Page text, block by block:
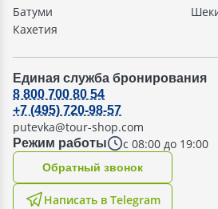
Батуми
Кахетия
Единая служба бронирования
Режим работы с 08:00 до 19:00
8 800 700 80 54
+7 (495) 720-98-57
putevka@tour-shop.com
Написать в Telegram
Oбратный звонок